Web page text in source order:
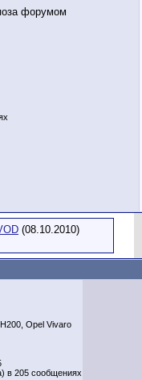
(08.10.2010)
Opel Vivaro
в 205 сообщениях